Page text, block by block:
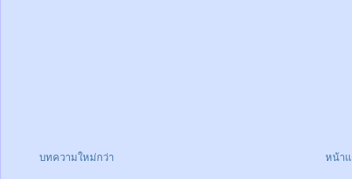
บทความใหม่กว่า หน้า